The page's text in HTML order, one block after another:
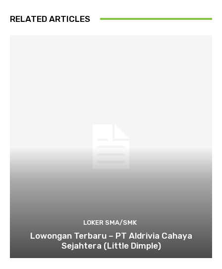
RELATED ARTICLES
LOKER SMA/SMK
Lowongan Terbaru – PT Aldrivia Cahaya
Sejahtera (Little Dimple)